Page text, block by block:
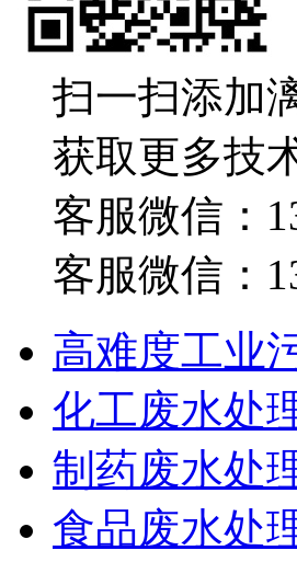
扫一扫添加
获取更多技
客服微信：
客服微信：
高难度工业
化工废水处
制药废水处
食品废水处